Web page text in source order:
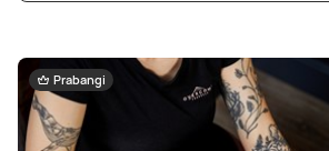
Prabangi